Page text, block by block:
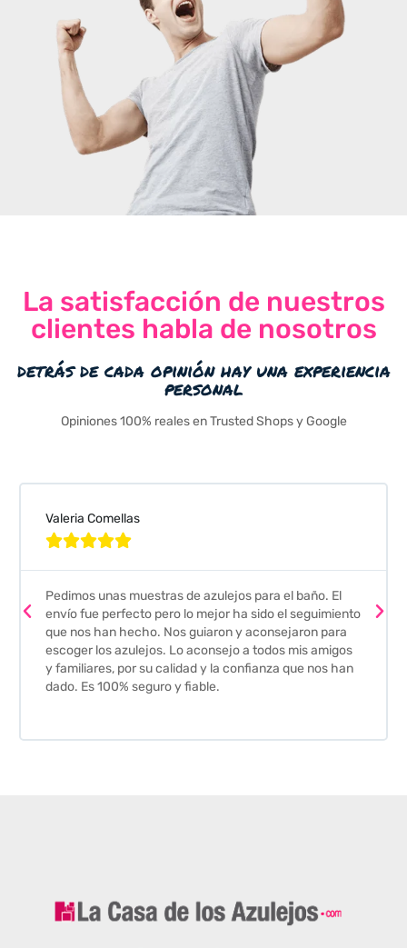
La satisfacción de nuestros
clientes habla de nosotros
detrás de cada opinión hay una experiencia
personal
Opiniones 100% reales en Trusted Shops y Google
Valeria Comellas

Pedimos unas muestras de azulejos para el baño. El
envío fue perfecto pero lo mejor ha sido el seguimiento
que nos han hecho. Nos guiaron y aconsejaron para
escoger los azulejos. Lo aconsejo a todos mis amigos
y familiares, por su calidad y la confianza que nos han
dado. Es 100% seguro y fiable.